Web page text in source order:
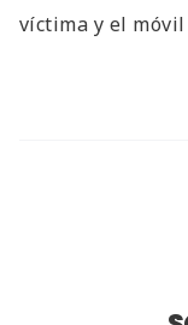
víctima y el